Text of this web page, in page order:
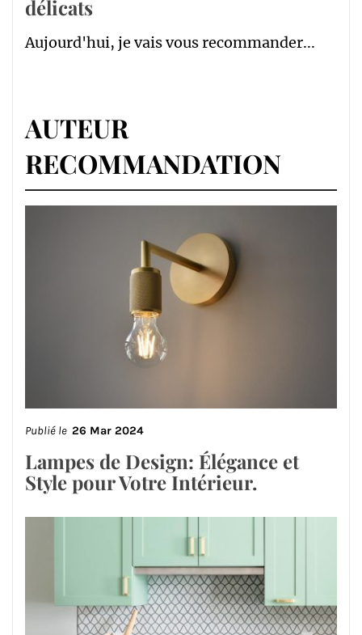
délicats
Aujourd'hui, je vais vous recommander...
AUTEUR
RECOMMANDATION
Publié le 26 Mar 2024
Lampes de Design: Élégance et
Style pour Votre Intérieur.